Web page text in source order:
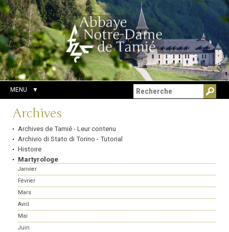
Aller
au
contenu.
|
Aller
à
la
navigation
Outils
personnels
Chercher par
Recherche
avancée…
MENU
Navigation
Archives
Archives de Tamié - Leur contenu
Archivio di Stato di Torino - Tutorial
Histoire
Martyrologe
Janvier
Février
Mars
Avril
Mai
Juin